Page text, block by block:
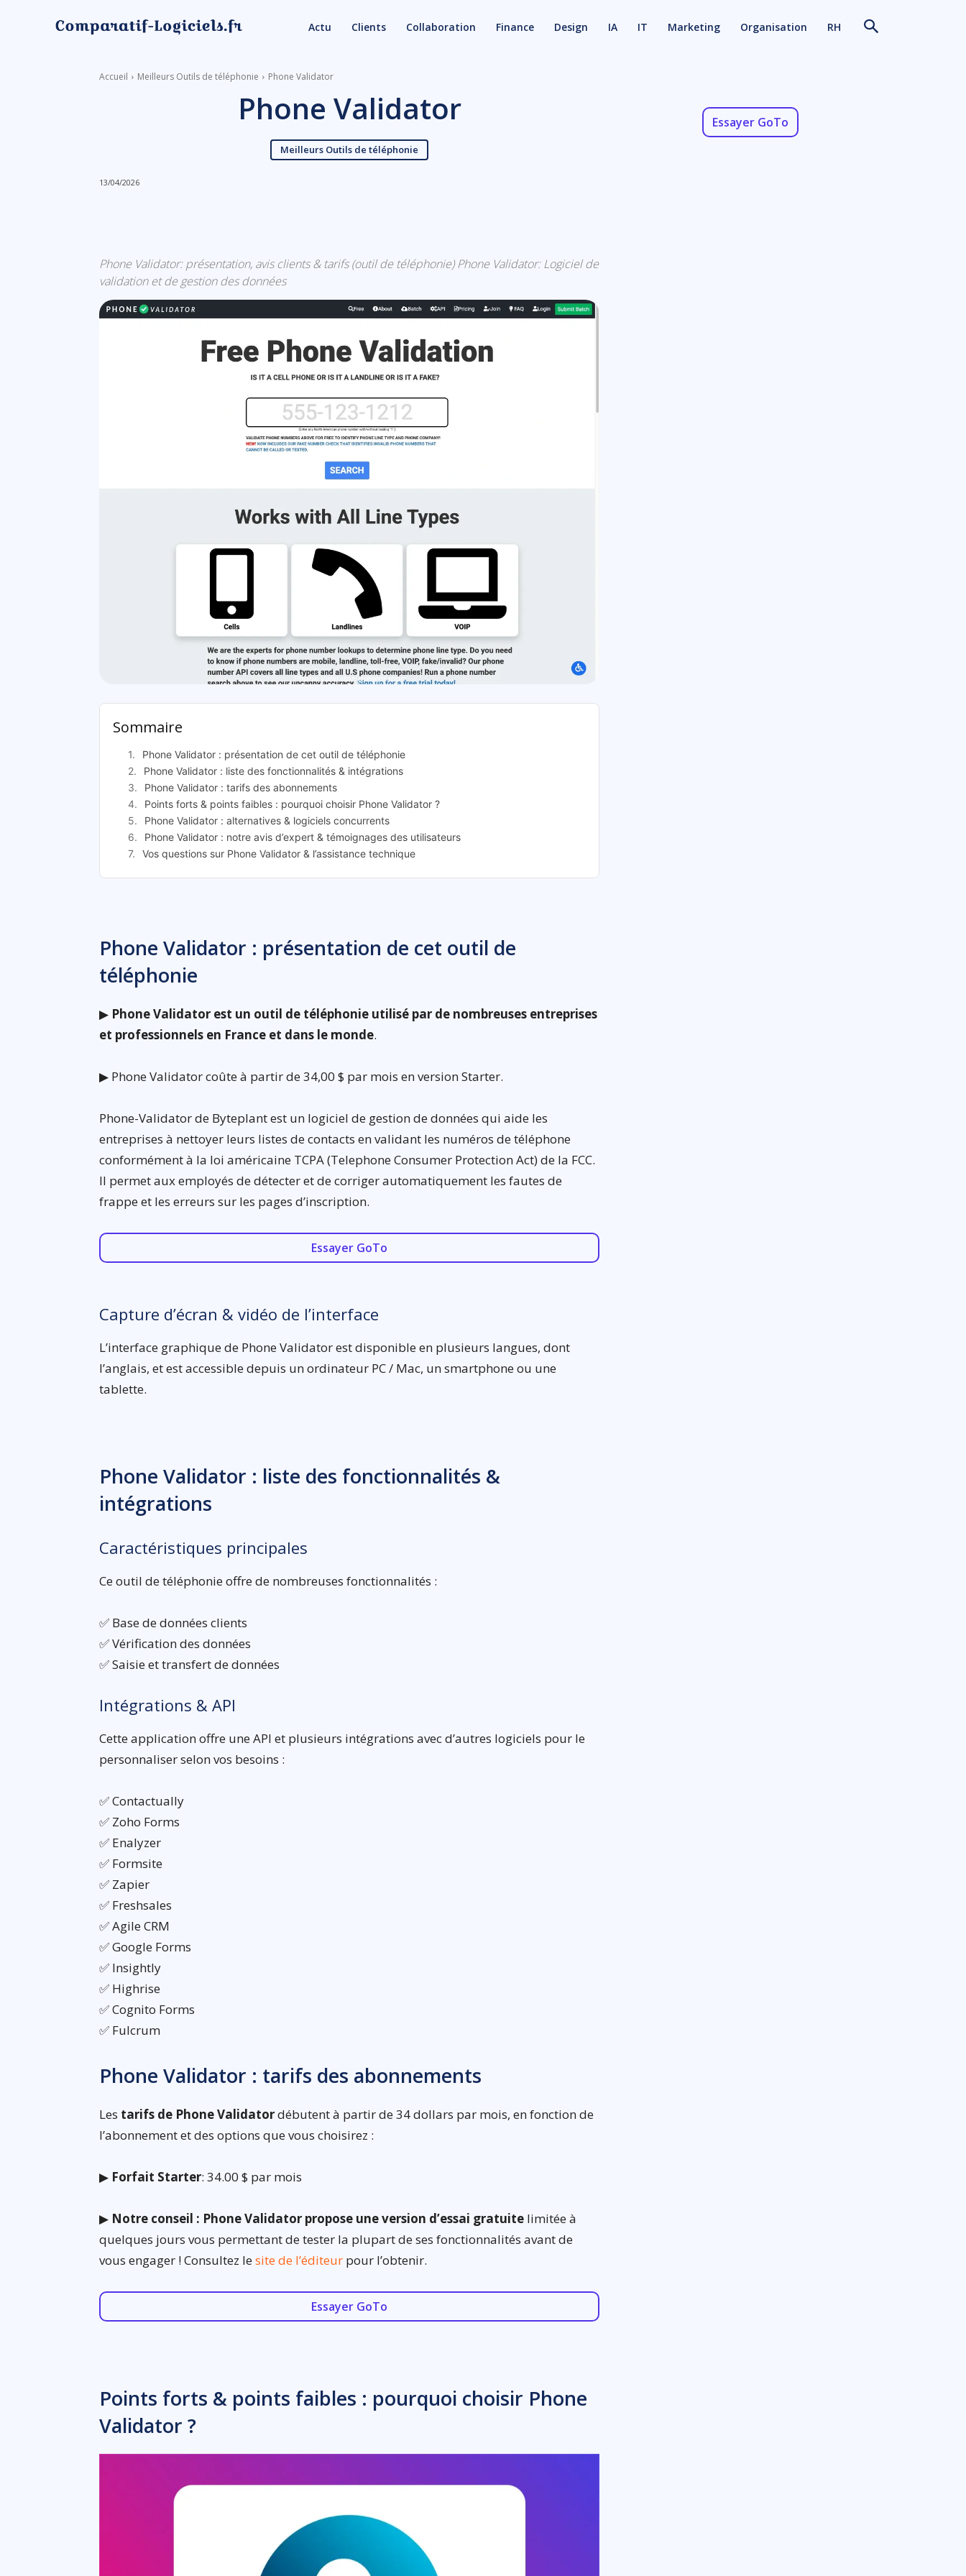
Actu Clients Collaboration Finance Design IA IT Marketing Organisation RH
Accueil Meilleurs Outils de téléphonie Phone Validator
Phone Validator
Meilleurs Outils de téléphonie
13/04/2026
Phone Validator: présentation, avis clients & tarifs (outil de téléphonie) Phone Validator: Logiciel de
validation et de gestion des données
Phone Validator: présentation
Sommaire
Phone Validator : présentation de cet outil de téléphonie
Phone Validator : liste des fonctionnalités & intégrations
Phone Validator : tarifs des abonnements
Points forts & points faibles : pourquoi choisir Phone Validator ?
Phone Validator : alternatives & logiciels concurrents
Phone Validator : notre avis d’expert & témoignages des utilisateurs
Vos questions sur Phone Validator & l’assistance technique
Phone Validator : présentation de cet outil de
téléphonie
▶ Phone Validator est un outil de téléphonie utilisé par de nombreuses entreprises
et professionnels en France et dans le monde.
▶ Phone Validator coûte à partir de 34,00 $ par mois en version Starter.
Phone-Validator de Byteplant est un logiciel de gestion de données qui aide les
entreprises à nettoyer leurs listes de contacts en validant les numéros de téléphone
conformément à la loi américaine TCPA (Telephone Consumer Protection Act) de la FCC.
Il permet aux employés de détecter et de corriger automatiquement les fautes de
frappe et les erreurs sur les pages d’inscription.
Essayer GoTo
Capture d’écran & vidéo de l’interface
L’interface graphique de Phone Validator est disponible en plusieurs langues, dont
l’anglais, et est accessible depuis un ordinateur PC / Mac, un smartphone ou une
tablette.
Phone Validator : liste des fonctionnalités &
intégrations
Caractéristiques principales
Ce outil de téléphonie offre de nombreuses fonctionnalités :
✅ Base de données clients
✅ Vérification des données
✅ Saisie et transfert de données
Intégrations & API
Cette application offre une API et plusieurs intégrations avec d’autres logiciels pour le
personnaliser selon vos besoins :
✅ Contactually
✅ Zoho Forms
✅ Enalyzer
✅ Formsite
✅ Zapier
✅ Freshsales
✅ Agile CRM
✅ Google Forms
✅ Insightly
✅ Highrise
✅ Cognito Forms
✅ Fulcrum
Phone Validator : tarifs des abonnements
Les tarifs de Phone Validatordébutent à partir de 34 dollars par mois, en fonction de
l’abonnement et des options que vous choisirez :
▶ Forfait Starter: 34.00 $ par mois
▶ Notre conseil : Phone Validator propose une version d’essai gratuite limitée à
quelques jours vous permettant de tester la plupart de ses fonctionnalités avant de
vous engager ! Consultez lesite de l’éditeur pour l’obtenir.
Essayer GoTo
Points forts & points faibles : pourquoi choisir Phone
Validator ?
Essayer GoTo